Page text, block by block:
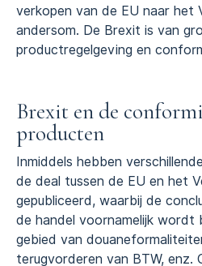
verkopen van de EU naar het
andersom. De Brexit is van
productregelgeving en
Brexit en de
producten
Inmiddels hebben
de deal tussen de EU en het
gepubliceerd, waarbij de
de handel voornamelijk wordt
gebied van
terugvorderen van BTW, enz.